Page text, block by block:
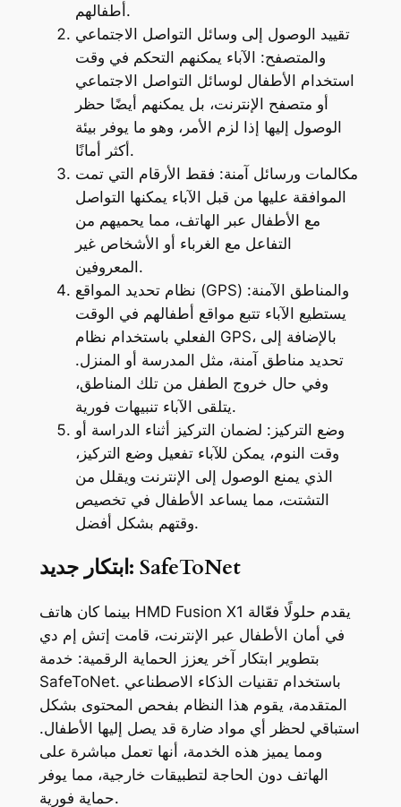
أطفالهم.
تقييد الوصول إلى وسائل التواصل الاجتماعي
والمتصفح: الآباء يمكنهم التحكم في وقت
استخدام الأطفال لوسائل التواصل الاجتماعي
أو متصفح الإنترنت، بل يمكنهم أيضًا حظر
الوصول إليها إذا لزم الأمر، وهو ما يوفر بيئة
أكثر أمانًا.
مكالمات ورسائل آمنة: فقط الأرقام التي تمت
الموافقة عليها من قبل الآباء يمكنها التواصل
مع الأطفال عبر الهاتف، مما يحميهم من
التفاعل مع الغرباء أو الأشخاص غير
المعروفين.
نظام تحديد المواقع (GPS) والمناطق الآمنة:
يستطيع الآباء تتبع مواقع أطفالهم في الوقت
الفعلي باستخدام نظام GPS، بالإضافة إلى
تحديد مناطق آمنة، مثل المدرسة أو المنزل.
وفي حال خروج الطفل من تلك المناطق،
يتلقى الآباء تنبيهات فورية.
وضع التركيز: لضمان التركيز أثناء الدراسة أو
وقت النوم، يمكن للآباء تفعيل وضع التركيز،
الذي يمنع الوصول إلى الإنترنت ويقلل من
التشتت، مما يساعد الأطفال في تخصيص
وقتهم بشكل أفضل.
ابتكار جديد: SafeToNet
بينما كان هاتف HMD Fusion X1 يقدم حلولًا فعّالة
في أمان الأطفال عبر الإنترنت، قامت إتش إم دي
بتطوير ابتكار آخر يعزز الحماية الرقمية: خدمة
SafeToNet. باستخدام تقنيات الذكاء الاصطناعي
المتقدمة، يقوم هذا النظام بفحص المحتوى بشكل
استباقي لحظر أي مواد ضارة قد يصل إليها الأطفال.
ومما يميز هذه الخدمة، أنها تعمل مباشرة على
الهاتف دون الحاجة لتطبيقات خارجية، مما يوفر
حماية فورية.